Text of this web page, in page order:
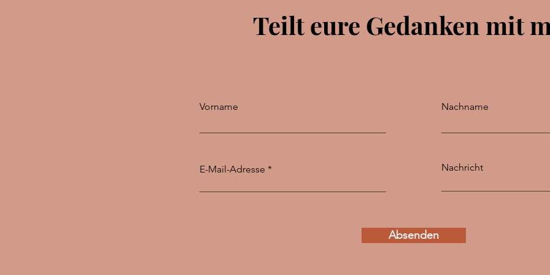
Teilt eure Gedanken mit
Vorname
E-Mail-Adresse
Nachname
Nachricht
Absenden